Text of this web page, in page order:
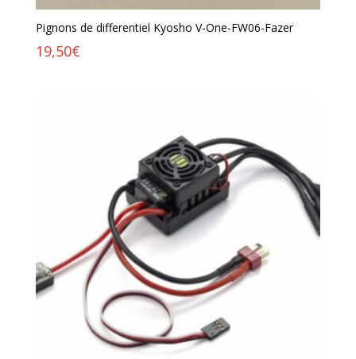
Pignons de differentiel Kyosho V-One-FW06-Fazer
19,50€